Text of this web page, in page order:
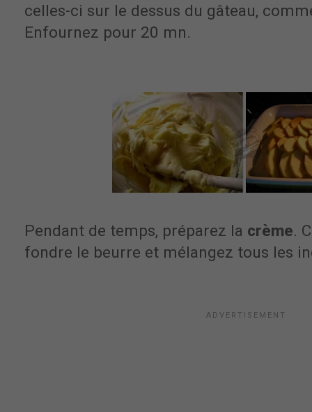
celles-ci sur le dessus du gâteau,
Enfournez pour 20 mn.
Pendant de temps, préparez la crème.
fondre le beurre et mélangez tous les